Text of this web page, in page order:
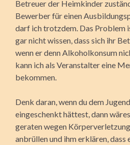
Betreuer der Heimkinder
Bewerber für einen
darf ich trotzdem. Das Problem
gar nicht wissen, dass sich ihr
wenn er denn Alkoholkonsum
kann ich als Veranstalter eine
bekommen.
Denk daran, wenn du dem
eingeschenkt hättest, dann
geraten wegen
anbrüllen und ihm erklären, dass